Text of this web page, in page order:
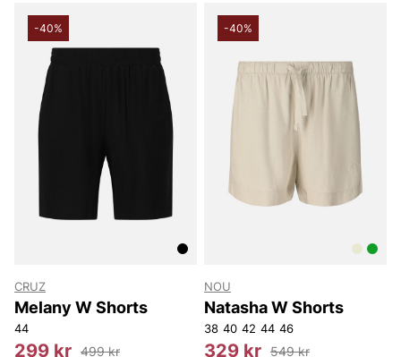
-40%
CRUZ
Melany W Shorts
44
299 kr 499 kr
-40%
NOU
Natasha W Shorts
38 40 42 44 46
329 kr 549 kr